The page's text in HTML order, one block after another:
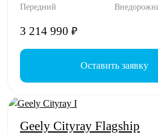
Передний
3 214 990 ₽
Оставить заявку
Geely Cityray Flagship